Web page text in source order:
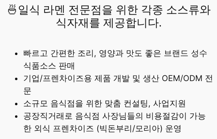
🍜일식 라멘 전문점을 위한 각종 소스류와
식자재를 제공합니다.
빠르고 간편한 조리, 영양과 맛도 좋은 브랜드 성수
식품소스 판매
기업/프렌차이즈용 제품 개발 및 생산 OEM/ODM 전
문
소규모 음식점을 위한 맞춤 컨설팅, 사업지원
공장직거래로 음식점 사장님들의 비용절감이 가능
한 외식 프렌차이즈 (빅돈부리/모리아) 운영